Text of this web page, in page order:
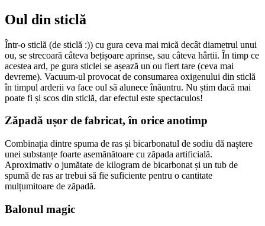
Oul din sticlă
Într-o sticlă (de sticlă :)) cu gura ceva mai mică decât diametrul unui
ou, se strecoară câteva bețișoare aprinse, sau câteva hârtii. În timp ce
acestea ard, pe gura sticlei se așează un ou fiert tare (ceva mai
devreme). Vacuum-ul provocat de consumarea oxigenului din sticlă
în timpul arderii va face oul să alunece înăuntru. Nu știm dacă mai
poate fi și scos din sticlă, dar efectul este spectaculos!
Zăpadă ușor de fabricat, în orice anotimp
Combinația dintre spuma de ras și bicarbonatul de sodiu dă naștere
unei substanțe foarte asemănătoare cu zăpada artificială.
Aproximativ o jumătate de kilogram de bicarbonat și un tub de
spumă de ras ar trebui să fie suficiente pentru o cantitate
mulțumitoare de zăpadă.
Balonul magic